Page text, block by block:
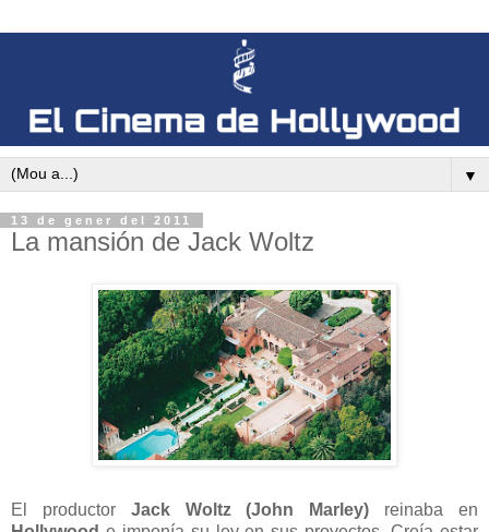
▼
13 de gener del 2011
La mansión de Jack Woltz
El productor Jack Woltz (John Marley) reinaba en